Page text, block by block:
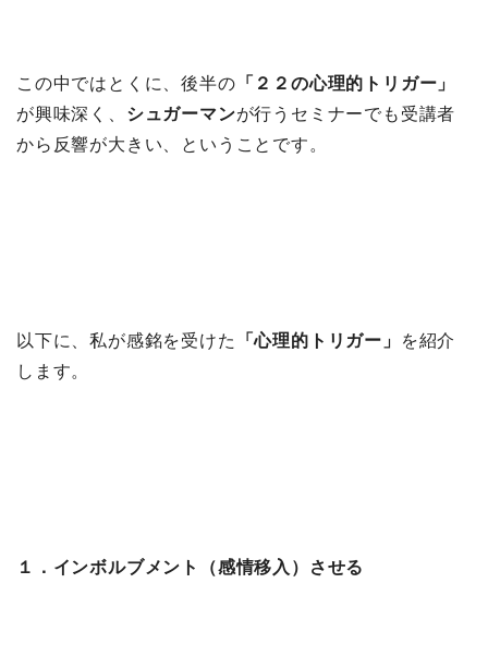
この中ではとくに、後半の 「２２の心理的トリガー」
が興味深く、 シュガーマンが行うセミナーでも受講者
から反響が大きい、ということです。
以下に、私が感銘を受けた 「心理的トリガー」
を紹介
します。
１．インボルブメント（感情移入）させる